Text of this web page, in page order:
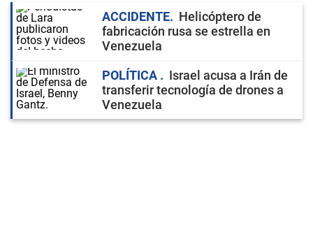
ACCIDENTE
Helicóptero de
fabricación rusa se estrella en
Venezuela
POLÍTICA
Israel acusa a Irán de
transferir tecnología de drones a
Venezuela